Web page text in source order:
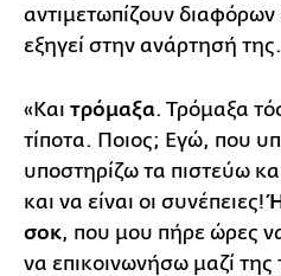
αντιμετωπίζουν διαφόρων
εξηγεί στην ανάρτησή της.
«Και τρόμαξα. Τρόμαξα
τίποτα. Ποιος; Εγώ, που
υποστηρίζω τα πιστεύω
και να είναι οι συνέπειες!
σοκ, που μου πήρε ώρες
να επικοινωνήσω μαζί